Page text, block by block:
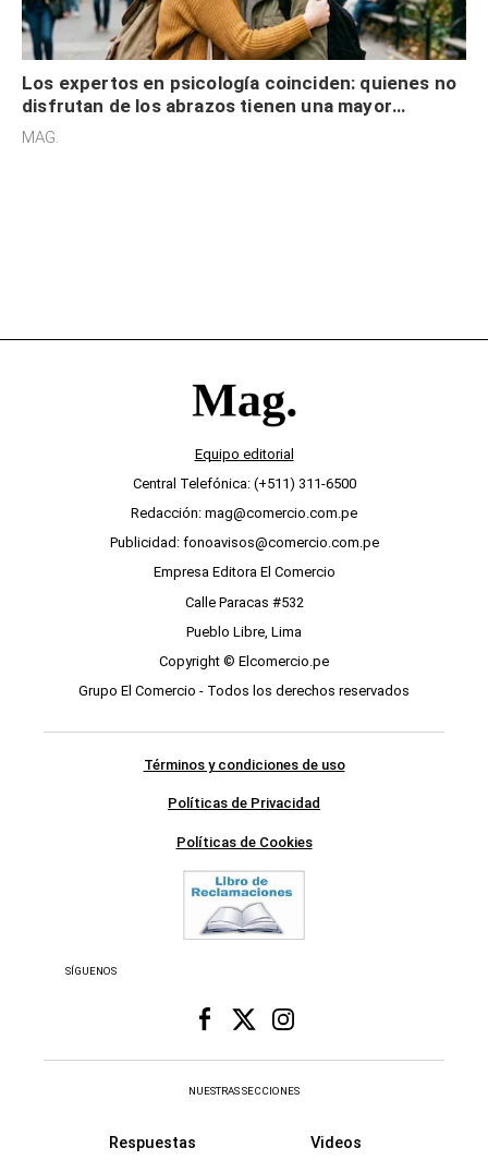
Los expertos en psicología coinciden: quienes no
disfrutan de los abrazos tienen una mayor
sensibilidad a los estímulos físicos y no es por
MAG.
Equipo editorial
Central Telefónica: (+511) 311-6500
Redacción: mag@comercio.com.pe
Publicidad: fonoavisos@comercio.com.pe
Empresa Editora El Comercio
Calle Paracas #532
Pueblo Libre, Lima
Copyright © Elcomercio.pe
Grupo El Comercio - Todos los derechos reservados
Términos y condiciones de uso
Políticas de Privacidad
Políticas de Cookies
SÍGUENOS
NUESTRAS SECCIONES
Respuestas Videos